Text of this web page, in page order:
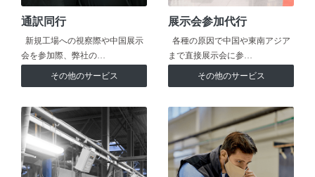
通訳同行
新規工場への視察際や中国展示
会を参加際、弊社の…
その他のサービス
展示会参加代行
各種の原因で中国や東南アジア
まで直接展示会に参…
その他のサービス